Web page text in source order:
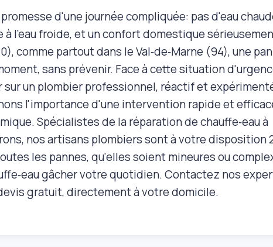
d'une journée compliquée: pas d'eau
à l'eau froide, et un confort domestique
comme partout dans le Val‑de‑Marne (94), une
sans prévenir. Face à cette situation
un plombier professionnel, réactif et
l'importance d'une intervention rapide et
Spécialistes de la réparation de chauffe‑eau à
nos artisans plombiers sont à votre disposition
les pannes, qu'elles soient mineures ou
gâcher votre quotidien. Contactez nos
gratuit, directement à votre domicile.